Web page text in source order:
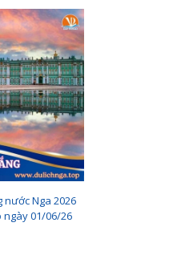
nước Nga 2026
ngày 01/06/26